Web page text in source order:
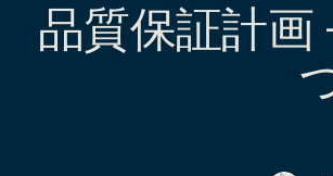
品質保証計画